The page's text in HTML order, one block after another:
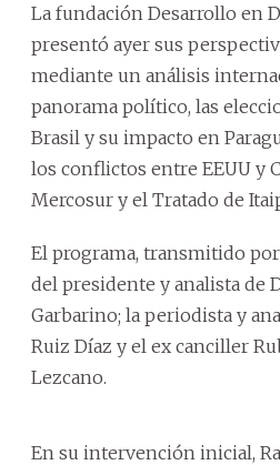
La fundación Desarrollo en
presentó ayer sus
mediante un análisis
panorama político, las
Brasil y su impacto en
los conflictos entre EEUU y
Mercosur y el Tratado de
El programa, transmitido por
del presidente y analista de
Garbarino; la periodista y
Ruiz Díaz y el ex canciller
Lezcano.
En su intervención inicial,